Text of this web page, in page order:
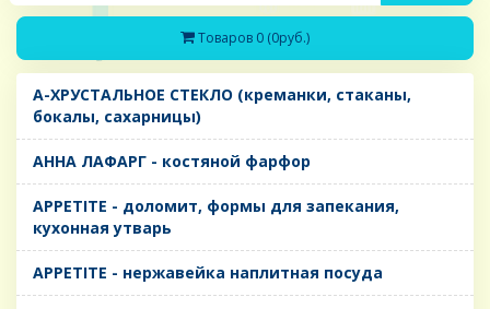
Товаров 0 (0руб.)
A-ХРУСТАЛЬНОЕ СТЕКЛО (креманки, стаканы,
бокалы, сахарницы)
AHHA ЛАФАРГ - костяной фарфор
APPETITE - доломит, формы для запекания,
кухонная утварь
APPETITE - нержавейка наплитная посуда